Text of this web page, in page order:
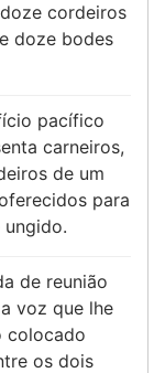
cordeiros
doze bodes
pacífico
carneiros,
de um
para
de reunião
voz que lhe
colocado
os dois